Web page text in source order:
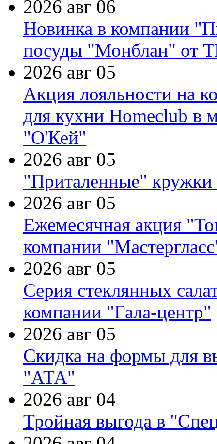
2026 авг 06
Новинка в компании
посуды "Монблан" от
2026 авг 05
Акция лояльности на
для кухни Homeclub в
"О'Кей"
2026 авг 05
"Приталенные" кружки
2026 авг 05
Ежемесячная акция
компании
2026 авг 05
Серия стеклянных
компании "Гала-центр"
2026 авг 05
Скидка на формы для
"АТА"
2026 авг 04
Тройная выгода в